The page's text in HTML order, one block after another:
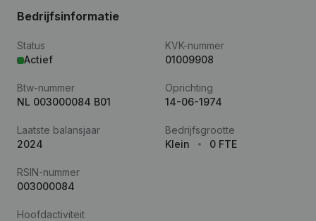
Bedrijfsinformatie
Status
Actief
KVK-nummer
01009908
Btw-nummer
NL 003000084 B01
Oprichting
14-06-1974
Laatste balansjaar
2024
Bedrijfsgrootte
Klein
0 FTE
RSIN-nummer
003000084
Hoofdactiviteit